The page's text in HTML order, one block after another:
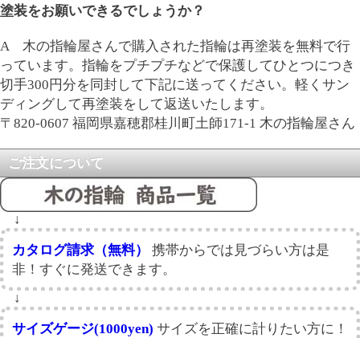
塗装をお願いできるでしょうか？
A 木の指輪屋さんで購入された指輪は再塗装を無料で行
っています。指輪をプチプチなどで保護してひとつにつき
切手300円分を同封して下記に送ってください。軽くサン
ディングして再塗装をして返送いたします。
〒820-0607 福岡県嘉穂郡桂川町土師171-1 木の指輪屋さん
ご注文について
↓
カタログ請求（無料）
携帯からでは見づらい方は是
非！すぐに発送できます。
↓
サイズゲージ(1000yen) サイズを正確に計りたい方に！